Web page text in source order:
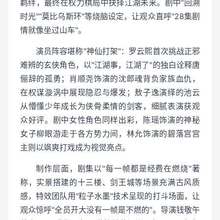
羁绊，最终在权力棋局中抉择江湖未来。剧中"回溯
时光""莫比乌斯环"等烧脑设定，让观众直呼"28集剧
情就像坐过山车"。
演员阵容堪称"神仙打架"：罗云熙首次挑战正邪
难辨的玄侠角色，以"江湖事，江湖了"的独白诠释唐
俪辞的孤勇；肖顺尧饰演的沈郎魂背负家族血仇，
在权谋漩涡中展现隐忍与爆发；敖子逸演绎的池云
从懵懂少年成长为侠骨柔情的剑客，细腻表演获观
众好评。剧中女性角色同样出彩，陈瑶饰演的神秘
女子柳眼游走于各方势力间，林允饰演的碧落宫宫
主则以飒爽打戏成为视觉亮点。
制作层面，剧集以"每一帧都是经费在燃烧"著
称，实景搭建的十三楼、剑王城等场景充满古风质
感，特效团队用"粒子水墨"技术呈现的打斗场面，让
观众惊呼"全员开大没有一帧是不燃的"。导演钱敬午